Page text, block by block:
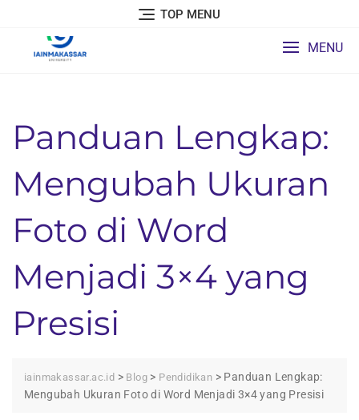
TOP MENU
MENU
Panduan Lengkap:
Mengubah Ukuran
Foto di Word
Menjadi 3×4 yang
Presisi
iainmakassar.ac.id > Blog > Pendidikan > Panduan Lengkap:
Mengubah Ukuran Foto di Word Menjadi 3×4 yang Presisi